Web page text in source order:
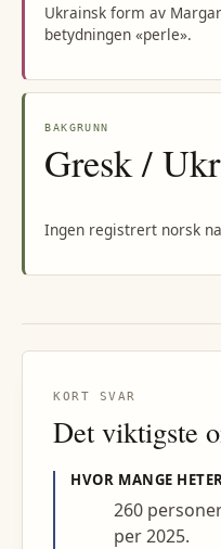
Ukrainsk form av
betydningen «perle».
BAKGRUNN
Gresk /
Ingen registrert norsk
KORT SVAR
Det viktigste
HVOR MANGE HETER
260
per 2025.